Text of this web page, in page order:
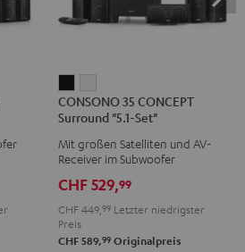
35
CONCEPT
Surround
Set"
Schwarz
35
CONCEPT
Surround
Set"
Weiß
CONSONO 35 CONCEPT
Surround "5.1-Set"
Mit großen Satelliten und AV-
Receiver im Subwoofer
CHF 529,99
CHF 449, 99 Letzter niedrigster
Preis
CHF 589,99 Originalpreis